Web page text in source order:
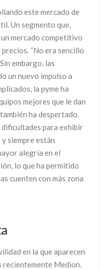
este mercado de
Un segmento que,
mercado competitivo
“No era sencillo
embargo, las
un nuevo impulso a
la pyme ha
mejores que le dan
ha despertado.
para exhibir
siempre están
alegría en el
lo que ha permitido
cuenten con más zona
en la que aparecen
recientemente Medion.